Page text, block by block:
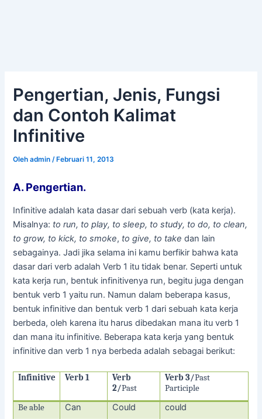
Pengertian, Jenis, Fungsi
dan Contoh Kalimat
Infinitive
Olehadmin /Februari 11, 2013
A. Pengertian.
Infinitive adalah kata dasar dari sebuah verb (kata kerja).
Misalnya: to run, to play, to sleep, to study, to do, to clean,
to grow, to kick, to smoke, to give, to take dan lain
sebagainya. Jadi jika selama ini kamu berfikir bahwa kata
dasar dari verb adalah Verb 1 itu tidak benar. Seperti untuk
kata kerja run, bentuk infinitivenya run, begitu juga dengan
bentuk verb 1 yaitu run. Namun dalam beberapa kasus,
bentuk infinitive dan bentuk verb 1 dari sebuah kata kerja
berbeda, oleh karena itu harus dibedakan mana itu verb 1
dan mana itu infinitive. Beberapa kata kerja yang bentuk
infinitive dan verb 1 nya berbeda adalah sebagai berikut:
Infinitive Verb 1
Verb
2/Past
Verb 3/Past
Participle
Be able
Can Could could